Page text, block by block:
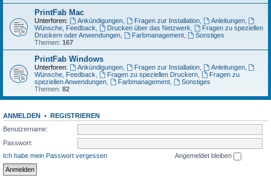
PrintFab Mac
Unterforen: Ankündigungen, Fragen zur Installation, Anleitungen,
Wünsche, Feedback
Drucken über das Netzwerk
Fragen zu speziellen
Druckern oder Anwendungen
Farbmanagement,
Sonstiges
Themen: 167
PrintFab Windows
Unterforen: Ankündigungen, Fragen zur Installation, Anleitungen,
Wünsche, Feedback
Fragen zu speziellen Druckern,
Fragen zu
speziellen Anwendungen
Farbmanagement,
Sonstiges
Themen: 82
ANMELDEN • REGISTRIEREN
Benutzername:
Passwort:
Ich habe mein Passwort vergessen
Angemeldet bleiben